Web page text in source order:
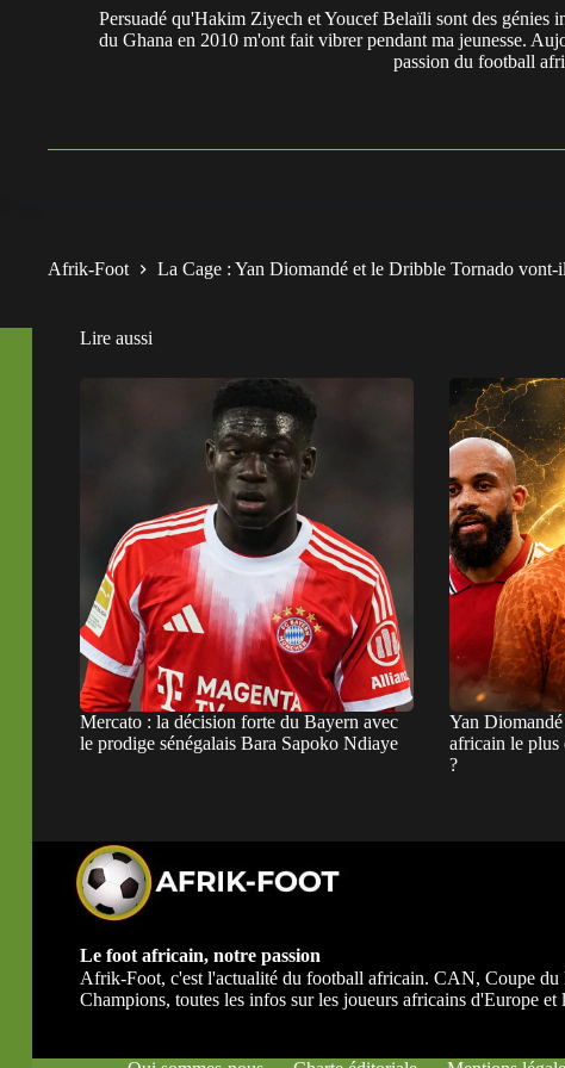
Persuadé qu'Hakim Ziyech et Youcef Belaïli sont des génies
du Ghana en 2010 m'ont fait vibrer pendant ma jeunesse.
passion du football
Afrik-Foot La Cage : Yan Diomandé et le Dribble Tornado vont-
Lire aussi
Mercato : la décision forte du Bayern avec
le prodige sénégalais Bara Sapoko Ndiaye
Yan
africain le plus
?
Le foot africain, notre passion
Afrik-Foot, c'est l'actualité du football africain. CAN, Coupe du
Champions, toutes les infos sur les joueurs africains d'Europe